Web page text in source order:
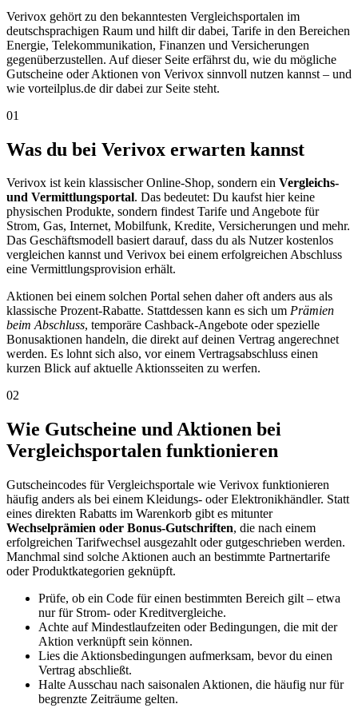
Verivox gehört zu den bekanntesten Vergleichsportalen im
deutschsprachigen Raum und hilft dir dabei, Tarife in den Bereichen
Energie, Telekommunikation, Finanzen und Versicherungen
gegenüberzustellen. Auf dieser Seite erfährst du, wie du mögliche
Gutscheine oder Aktionen von Verivox sinnvoll nutzen kannst – und
wie vorteilplus.de dir dabei zur Seite steht.
01
Was du bei Verivox erwarten kannst
Verivox ist kein klassischer Online-Shop, sondern ein Vergleichs-
und Vermittlungsportal. Das bedeutet: Du kaufst hier keine
physischen Produkte, sondern findest Tarife und Angebote für
Strom, Gas, Internet, Mobilfunk, Kredite, Versicherungen und mehr.
Das Geschäftsmodell basiert darauf, dass du als Nutzer kostenlos
vergleichen kannst und Verivox bei einem erfolgreichen Abschluss
eine Vermittlungsprovision erhält.
Aktionen bei einem solchen Portal sehen daher oft anders aus als
klassische Prozent-Rabatte. Stattdessen kann es sich um Prämien
beim Abschluss, temporäre Cashback-Angebote oder spezielle
Bonusaktionen handeln, die direkt auf deinen Vertrag angerechnet
werden. Es lohnt sich also, vor einem Vertragsabschluss einen
kurzen Blick auf aktuelle Aktionsseiten zu werfen.
02
Wie Gutscheine und Aktionen bei
Vergleichsportalen funktionieren
Gutscheincodes für Vergleichsportale wie Verivox funktionieren
häufig anders als bei einem Kleidungs- oder Elektronikhändler. Statt
eines direkten Rabatts im Warenkorb gibt es mitunter
Wechselprämien oder Bonus-Gutschriften, die nach einem
erfolgreichen Tarifwechsel ausgezahlt oder gutgeschrieben werden.
Manchmal sind solche Aktionen auch an bestimmte Partnertarife
oder Produktkategorien geknüpft.
Prüfe, ob ein Code für einen bestimmten Bereich gilt – etwa
nur für Strom- oder Kreditvergleiche.
Achte auf Mindestlaufzeiten oder Bedingungen, die mit der
Aktion verknüpft sein können.
Lies die Aktionsbedingungen aufmerksam, bevor du einen
Vertrag abschließt.
Halte Ausschau nach saisonalen Aktionen, die häufig nur für
begrenzte Zeiträume gelten.